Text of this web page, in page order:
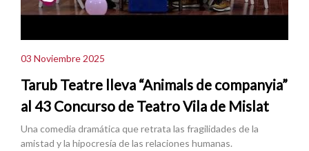
03 Noviembre 2025
Tarub Teatre lleva “Animals de companyia”
al 43 Concurso de Teatro Vila de Mislat
Una comedia dramática que retrata las fragilidades de la
amistad y la hipocresía de las relaciones humanas.